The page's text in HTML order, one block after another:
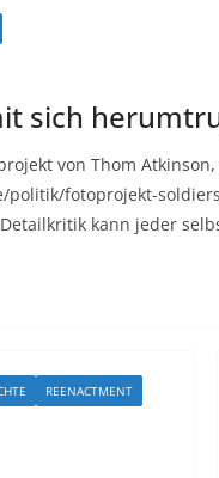
sich
von Thom
fotoprojekt-
kann jeder
REENACTMENT